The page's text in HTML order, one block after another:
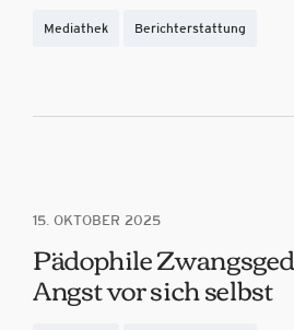
Mediathek Berichterstattung
Pädophile
Angst vor sich selbst
15. OKTOBER 2025